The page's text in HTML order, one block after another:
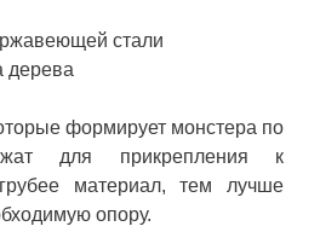
стали
дерева
формирует монстера по
для прикрепления к
материал, тем лучше
опору.